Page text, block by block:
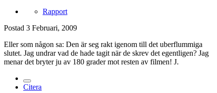
Rapport
Postad 3 Februari, 2009
Eller som någon sa: Den är seg rakt igenom till det uberflummiga
slutet. Jag undrar vad de hade tagit när de skrev det egentligen? Jag
menar det bryter ju av 180 grader mot resten av filmen! J.
Citera